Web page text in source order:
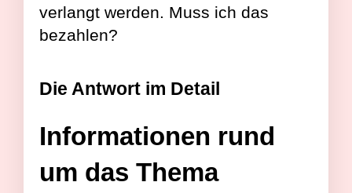
verlangt werden. Muss ich das
bezahlen?
Die Antwort im Detail
Informationen rund
um das Thema